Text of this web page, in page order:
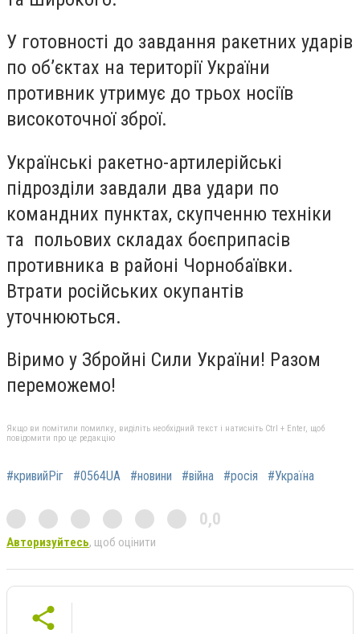
У готовності до завдання ракетних ударів
по об’єктах на території України
противник утримує до трьох носіїв
високоточної зброї.
Українські ракетно-артилерійські
підрозділи завдали два удари по
командних пунктах, скупченню техніки
та польових складах боєприпасів
противника в районі Чорнобаївки.
Втрати російських окупантів
уточнюються.
Віримо у Збройні Сили України! Разом
переможемо!
Якщо ви помітили помилку, виділіть необхідний текст і натисніть Ctrl + Enter, щоб
повідомити про це редакцію
#кривийРіг #0564UA #новини #війна #росія #Україна
0,0
Авторизуйтесь, щоб оцінити